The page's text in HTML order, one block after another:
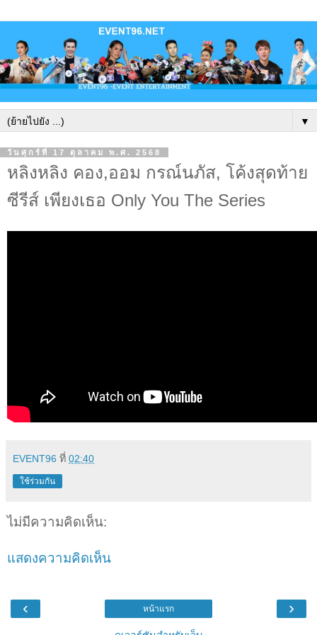
▼
วันศุกร์ที่ 17 ตุลาคม พ.ศ. 2568
หลิงหลิง คอง,ออม กรณ์นภัส, โค้งสุดท้าย
ซีรีส์ เพียงเธอ Only You The Series
EVENT96 ที่ 02:40
ใช้ร่วมกัน
ไม่มีความคิดเห็น:
แสดงความคิดเห็น
‹ ›
หน้าแรก